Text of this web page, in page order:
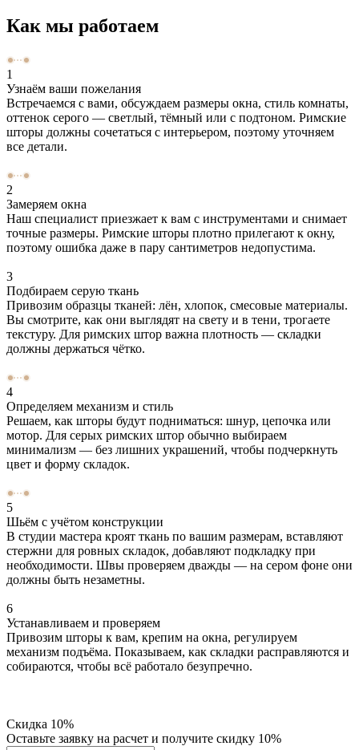
Как мы работаем
1
Узнаём ваши пожелания
Встречаемся с вами, обсуждаем размеры окна, стиль комнаты,
оттенок серого — светлый, тёмный или с подтоном. Римские
шторы должны сочетаться с интерьером, поэтому уточняем
все детали.
2
Замеряем окна
Наш специалист приезжает к вам с инструментами и снимает
точные размеры. Римские шторы плотно прилегают к окну,
поэтому ошибка даже в пару сантиметров недопустима.
3
Подбираем серую ткань
Привозим образцы тканей: лён, хлопок, смесовые материалы.
Вы смотрите, как они выглядят на свету и в тени, трогаете
текстуру. Для римских штор важна плотность — складки
должны держаться чётко.
4
Определяем механизм и стиль
Решаем, как шторы будут подниматься: шнур, цепочка или
мотор. Для серых римских штор обычно выбираем
минимализм — без лишних украшений, чтобы подчеркнуть
цвет и форму складок.
5
Шьём с учётом конструкции
В студии мастера кроят ткань по вашим размерам, вставляют
стержни для ровных складок, добавляют подкладку при
необходимости. Швы проверяем дважды — на сером фоне они
должны быть незаметны.
6
Устанавливаем и проверяем
Привозим шторы к вам, крепим на окна, регулируем
механизм подъёма. Показываем, как складки расправляются и
собираются, чтобы всё работало безупречно.
Скидка 10%
Оставьте заявку на расчет и получите скидку 10%